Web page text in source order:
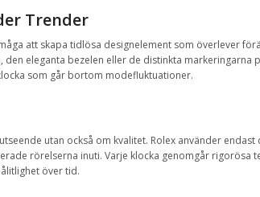
Trender
att skapa tidlösa designelement som överlever
den eleganta bezelen eller de distinkta markeringarna
som går bortom modefluktuationer.
utan också om kvalitet. Rolex använder
rörelserna inuti. Varje klocka genomgår rigorösa
över tid.